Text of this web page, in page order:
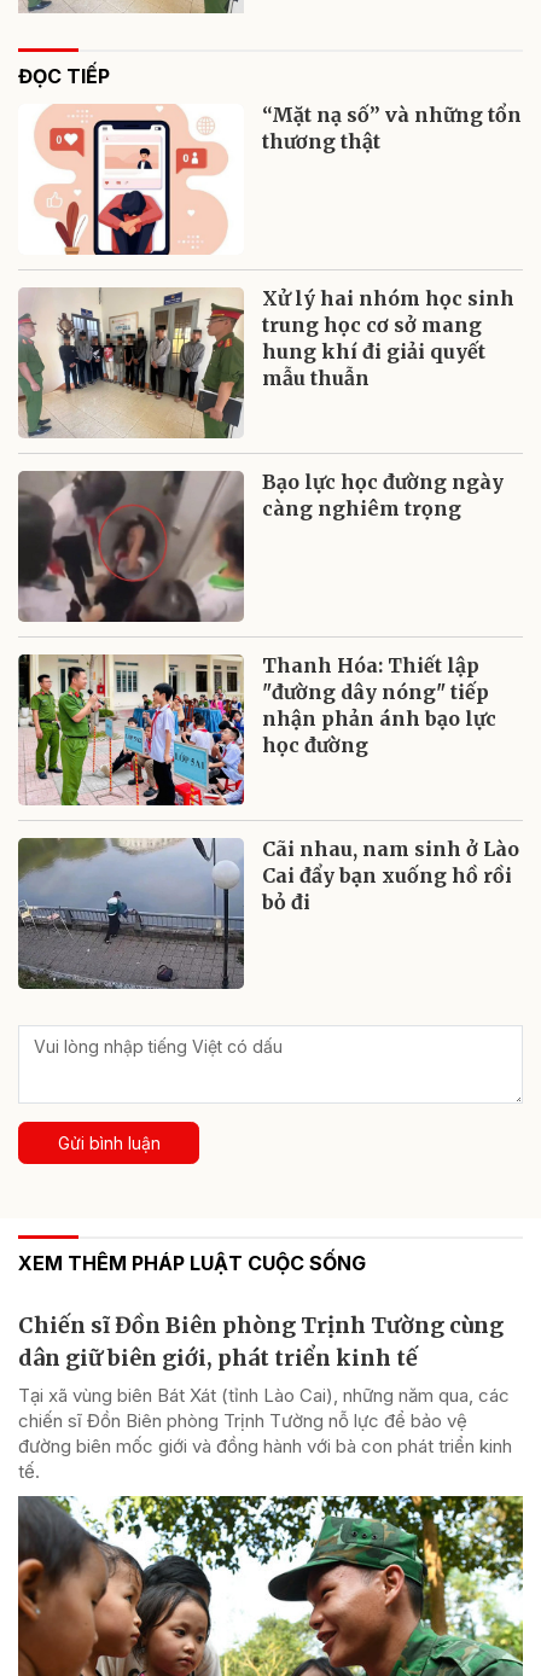
ĐỌC TIẾP
“Mặt nạ số” và những tổn
thương thật
Xử lý hai nhóm học sinh
trung học cơ sở mang
hung khí đi giải quyết
mẫu thuẫn
Bạo lực học đường ngày
càng nghiêm trọng
Thanh Hóa: Thiết lập
"đường dây nóng" tiếp
nhận phản ánh bạo lực
học đường
Cãi nhau, nam sinh ở Lào
Cai đẩy bạn xuống hồ rồi
bỏ đi
Gửi bình luận
XEM THÊM PHÁP LUẬT CUỘC SỐNG
Chiến sĩ Đồn Biên phòng Trịnh Tường cùng
dân giữ biên giới, phát triển kinh tế
Tại xã vùng biên Bát Xát (tỉnh Lào Cai), những năm qua, các
chiến sĩ Đồn Biên phòng Trịnh Tường nỗ lực để bảo vệ
đường biên mốc giới và đồng hành với bà con phát triển kinh
tế.